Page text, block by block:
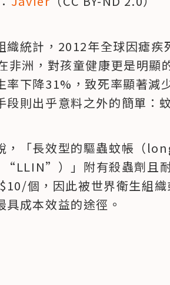
織統計，2012年全球因瘧疾
非洲，對孩童健康更是明顯
率下降31%，致死率顯著減
段則出乎意料之外的簡單：
，「長效型的驅蟲蚊帳（
）」附有殺蟲劑且耐
個，因此被世界衛生組
成本效益的途徑。